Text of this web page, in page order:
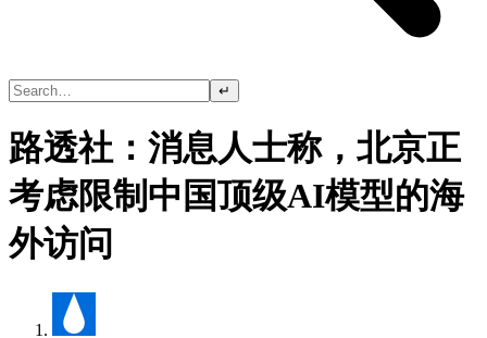
↵
路透社：消息人士称，北京正
考虑限制中国顶级AI模型的海
外访问